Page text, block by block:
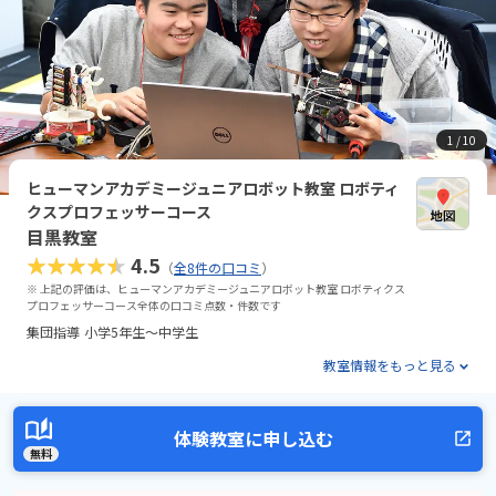
1 / 10
ヒューマンアカデミージュニアロボット教室 ロボティ
クスプロフェッサーコース
目黒教室
★★★★★4.5 （全8件の口コミ）
※ 上記の評価は、ヒューマンアカデミージュニアロボット教室 ロボティクス
プロフェッサーコース全体の口コミ点数・件数です
集団指導 小学5年生～中学生
教室情報をもっと見る
無料
体験教室に申し込む